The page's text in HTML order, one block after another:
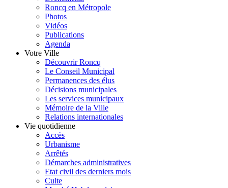
Roncq en Métropole
Photos
Vidéos
Publications
Agenda
Votre Ville
Découvrir Roncq
Le Conseil Municipal
Permanences des élus
Décisions municipales
Les services municipaux
Mémoire de la Ville
Relations internationales
Vie quotidienne
Accès
Urbanisme
Arrêtés
Démarches administratives
Etat civil des derniers mois
Culte